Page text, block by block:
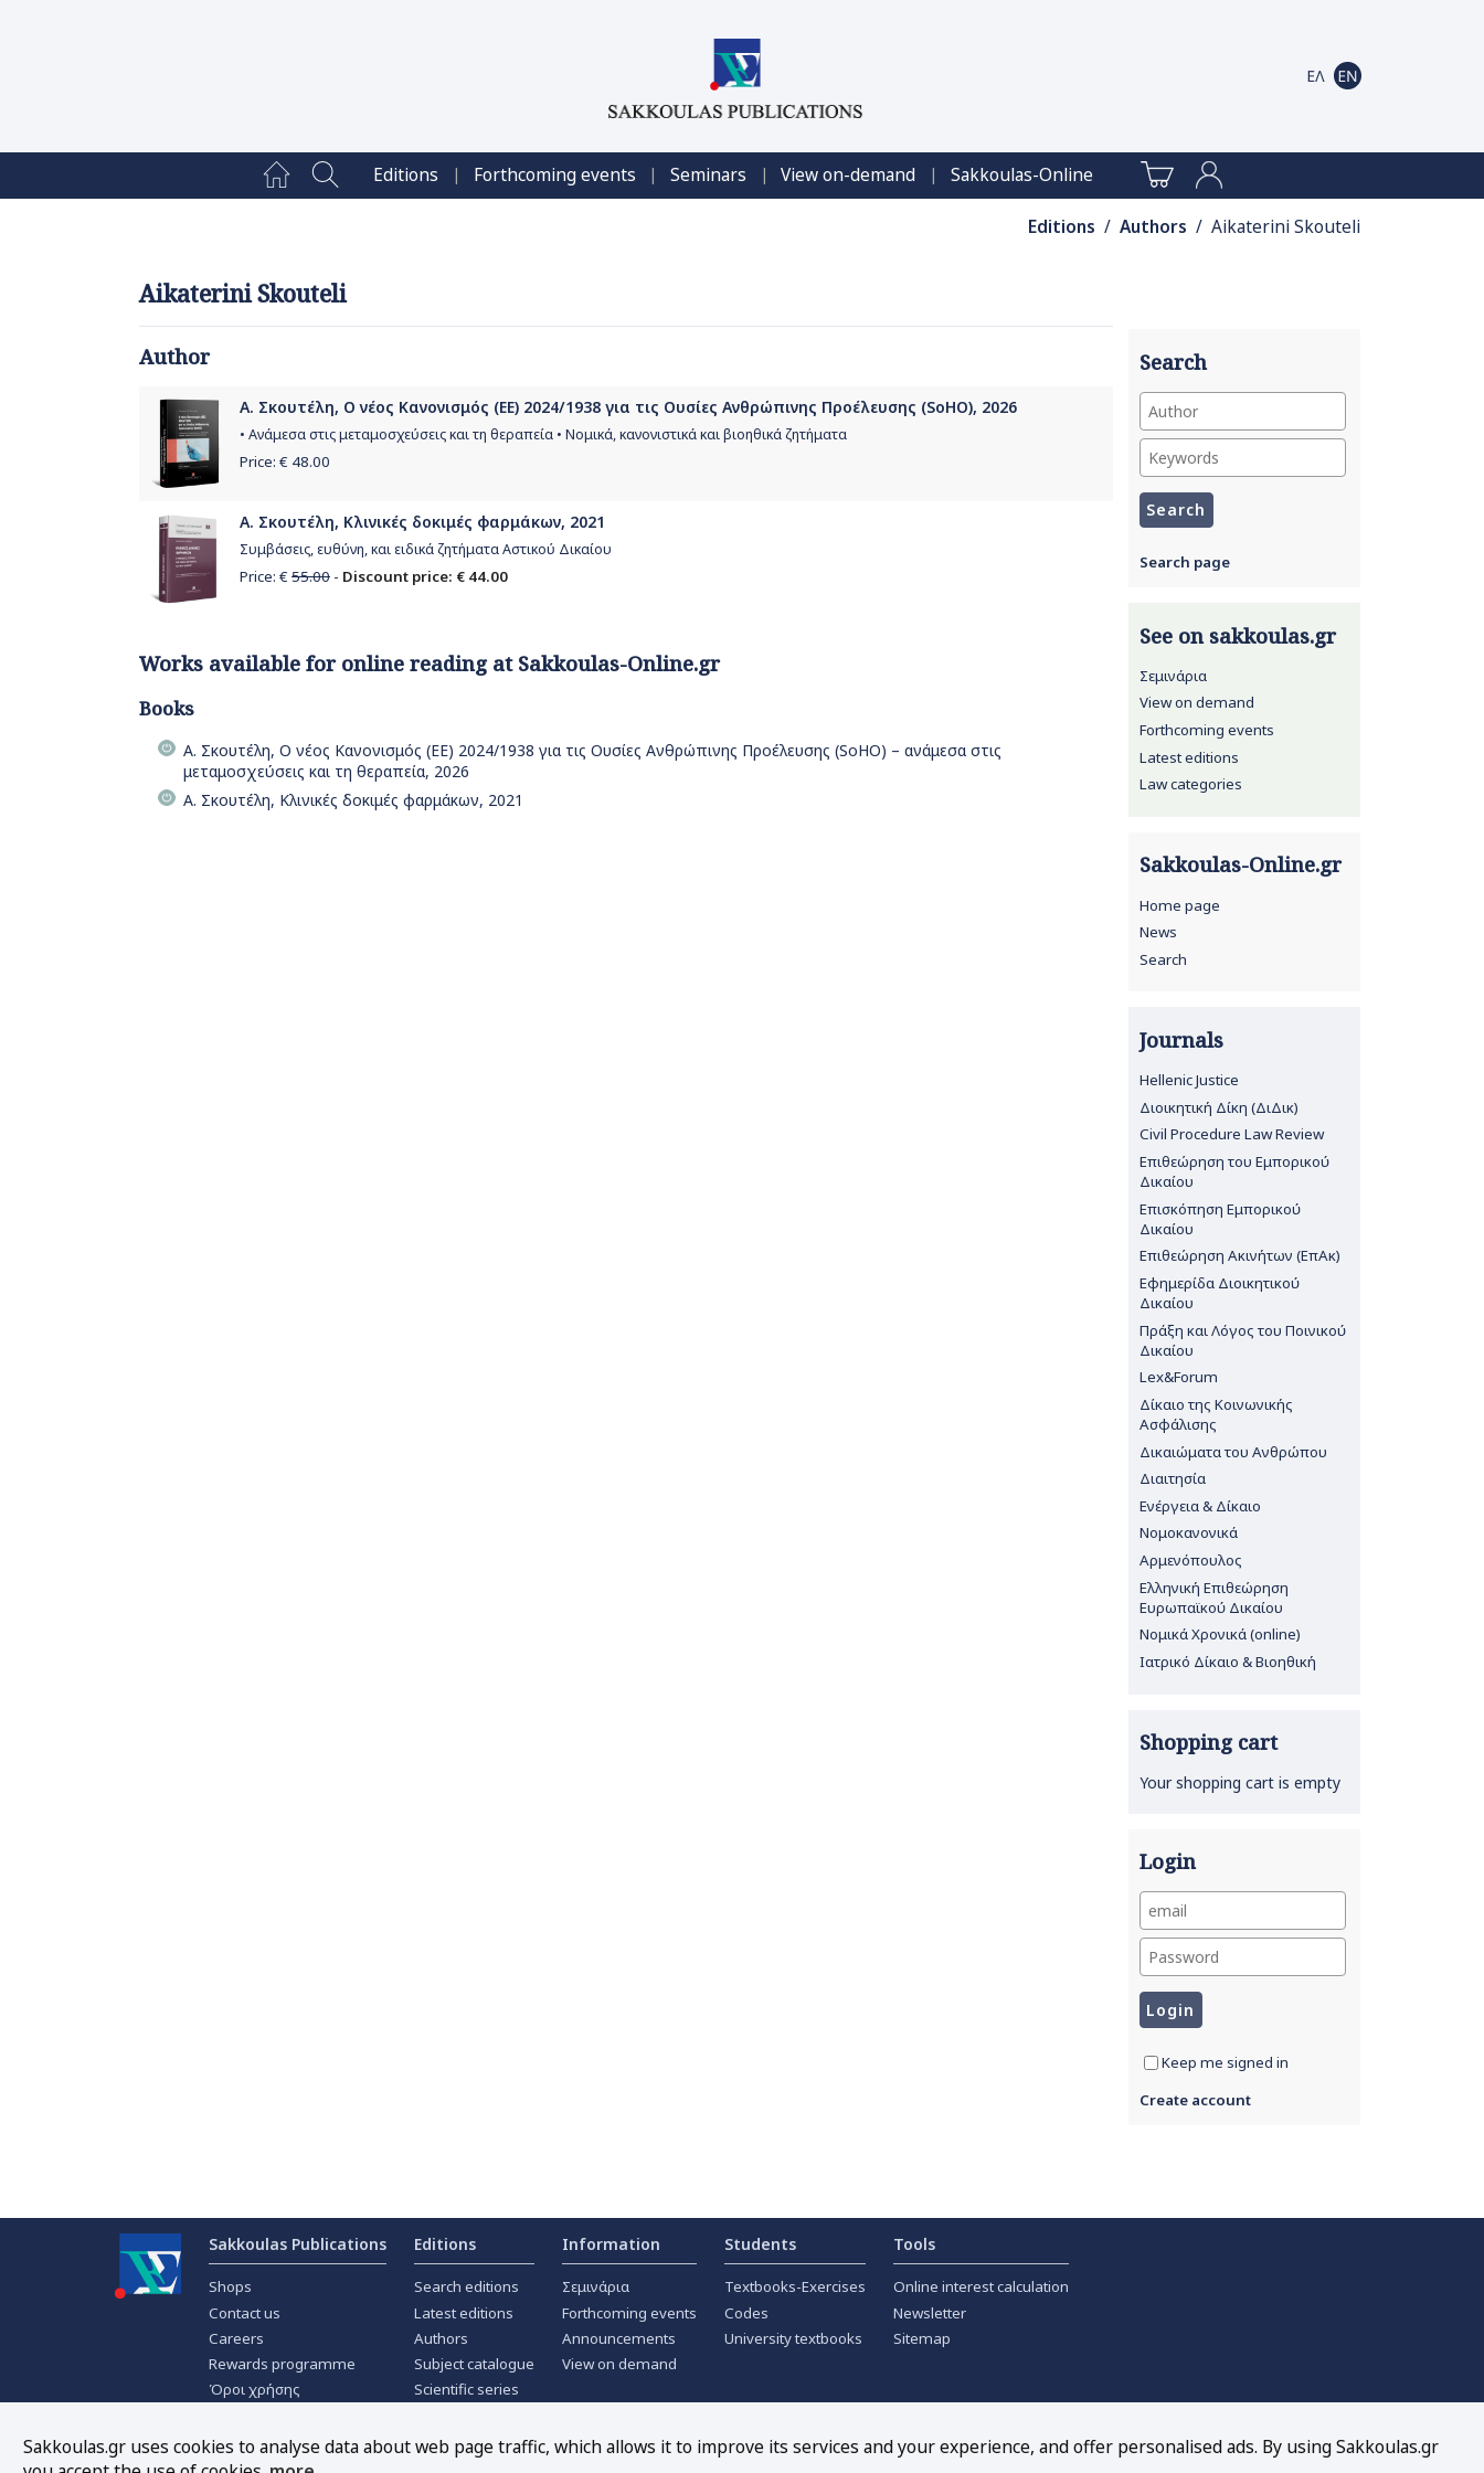
Editions | Forthcoming events | Seminars | View on-demand | Sakkoulas-Online
Editions / Authors / Aikaterini Skouteli
Aikaterini Skouteli
Author
Α. Σκουτέλη, Ο νέος Κανονισμός (ΕΕ) 2024/1938 για τις Ουσίες Ανθρώπινης Προέλευσης (SoHO), 2026
• Ανάμεσα στις μεταμοσχεύσεις και τη θεραπεία • Νομικά, κανονιστικά και βιοηθικά ζητήματα
Price: € 48.00
Α. Σκουτέλη, Κλινικές δοκιμές φαρμάκων, 2021
Συμβάσεις, ευθύνη, και ειδικά ζητήματα Αστικού Δικαίου
Price: € 55.00 - Discount price: € 44.00
Works available for online reading at Sakkoulas-Online.gr
Books
Α. Σκουτέλη, Ο νέος Κανονισμός (ΕΕ) 2024/1938 για τις Ουσίες Ανθρώπινης Προέλευσης (SoHO) – ανάμεσα στις
μεταμοσχεύσεις και τη θεραπεία, 2026
Α. Σκουτέλη, Κλινικές δοκιμές φαρμάκων, 2021
Search
Search page
See on sakkoulas.gr
Σεμινάρια
View on demand
Forthcoming events
Latest editions
Law categories
Sakkoulas-Online.gr
Home page
News
Search
Journals
Hellenic Justice
Διοικητική Δίκη (ΔιΔικ)
Civil Procedure Law Review
Επιθεώρηση του Εμπορικού
Δικαίου
Επισκόπηση Εμπορικού
Δικαίου
Επιθεώρηση Ακινήτων (ΕπΑκ)
Εφημερίδα Διοικητικού
Δικαίου
Πράξη και Λόγος του Ποινικού
Δικαίου
Lex&Forum
Δίκαιο της Κοινωνικής
Ασφάλισης
Δικαιώματα του Ανθρώπου
Διαιτησία
Ενέργεια & Δίκαιο
Νομοκανονικά
Αρμενόπουλος
Ελληνική Επιθεώρηση
Ευρωπαϊκού Δικαίου
Νομικά Χρονικά (online)
Ιατρικό Δίκαιο & Βιοηθική
Shopping cart
Your shopping cart is empty
Login
Keep me signed in
Create account
Sakkoulas Publications
Shops
Contact us
Careers
Rewards programme
Όροι χρήσης
About Cookies
Editions
Search editions
Latest editions
Authors
Subject catalogue
Scientific series
Offers
Information
Σεμινάρια
Forthcoming events
Announcements
View on demand
Students
Textbooks-Exercises
Codes
University textbooks
Tools
Online interest calculation
Newsletter
Sitemap
Sakkoulas.gr uses cookies to analyse data about web page traffic, which allows it to improve its services and your experience, and offer personalised ads. By using Sakkoulas.gr